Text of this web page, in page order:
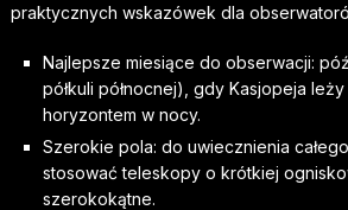
praktycznych wskazówek dla
Najlepsze miesiące do obserwacji:
półkuli północnej), gdy Kasjopeja
horyzontem w nocy.
Szerokie pola: do uwiecznienia
stosować teleskopy o krótkiej
szerokokątne.